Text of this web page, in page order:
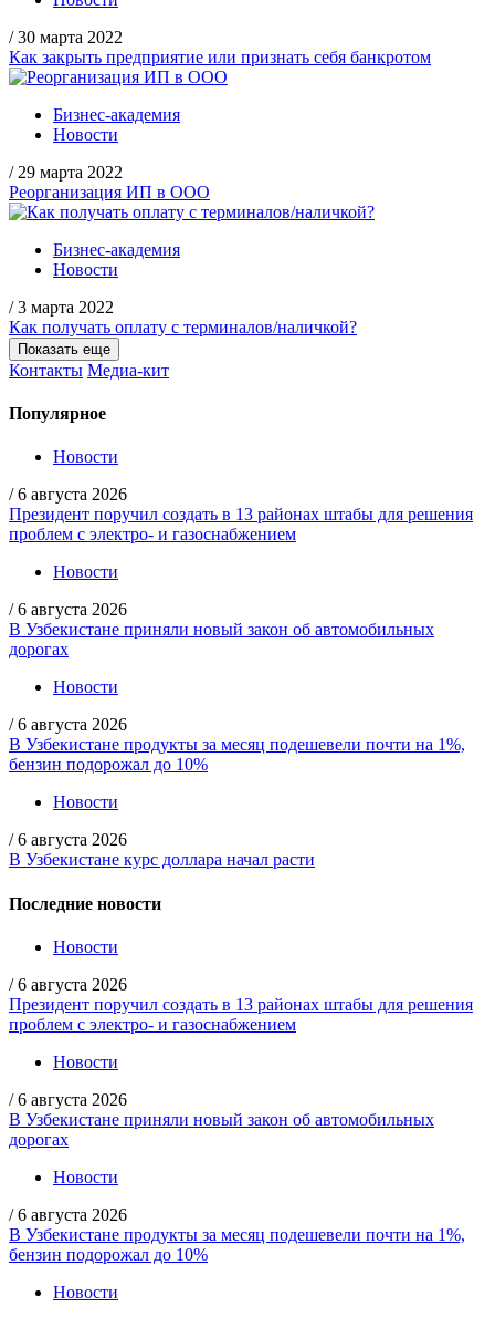
/ 30 марта 2022
Как закрыть предприятие или признать себя банкротом
Бизнес-академия
Новости
/ 29 марта 2022
Реорганизация ИП в ООО
Бизнес-академия
Новости
/ 3 марта 2022
Как получать оплату с терминалов/наличкой?
Показать еще
Контакты Медиа-кит
Популярное
Новости
/ 6 августа 2026
Президент поручил создать в 13 районах штабы для решения
проблем с электро- и газоснабжением
Новости
/ 6 августа 2026
В Узбекистане приняли новый закон об автомобильных
дорогах
Новости
/ 6 августа 2026
В Узбекистане продукты за месяц подешевели почти на 1%,
бензин подорожал до 10%
Новости
/ 6 августа 2026
В Узбекистане курс доллара начал расти
Последние новости
Новости
/ 6 августа 2026
Президент поручил создать в 13 районах штабы для решения
проблем с электро- и газоснабжением
Новости
/ 6 августа 2026
В Узбекистане приняли новый закон об автомобильных
дорогах
Новости
/ 6 августа 2026
В Узбекистане продукты за месяц подешевели почти на 1%,
бензин подорожал до 10%
Новости